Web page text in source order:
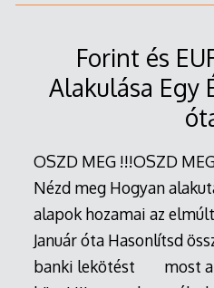
Forint és
Alakulása Egy
OSZD MEG !!!OSZD
Nézd meg Hogyan
alapok hozamai az
Január óta Hasonlítsd
banki lekötést most